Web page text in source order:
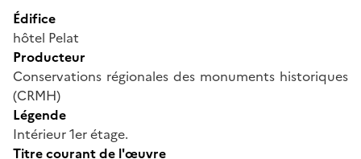
Édifice
hôtel Pelat
Producteur
Conservations régionales des monuments historiques
(CRMH)
Légende
Intérieur 1er étage.
Titre courant de l'œuvre